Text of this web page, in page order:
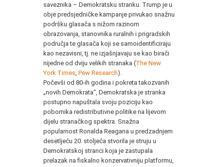
saveznika – Demokratsku stranku. Trump je u
obje predsjedničke kampanje privukao snažnu
podršku glasača s nižom razinom
obrazovanja, stanovnika ruralnih i prigradskih
područja te glasača koji se samoidentificiraju
kao nezavisni, tj. ne izjašnjavaju se kao birači
nijedne od dviju velikih stranaka (The New
York Times Pew Research).
Počevši od 80-ih godina i pokreta takozvanih
„novih Demokrata“, Demokratska je stranka
postupno napuštala svoju poziciju kao
pobornika redistributivne politike na lijevom
dijelu stranačkog spektra. Snažna
popularnost Ronalda Reagana u predzadnjem
desetljeću 20. stoljeća stvorila je struju u
Demokratskoj stranci koja je zastupala
prelazak na fiskalno konzervativniju platformu,